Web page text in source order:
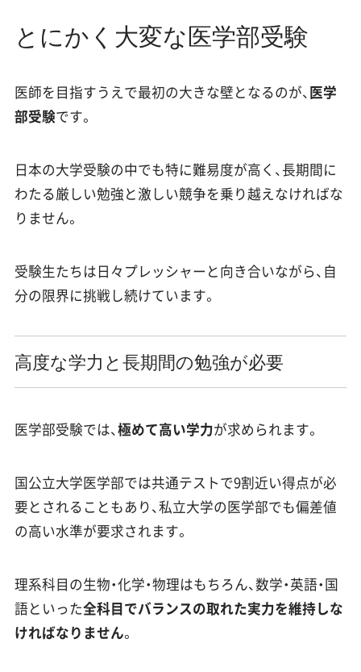
とにかく大変な医学部受験
医師を目指すうえで最初の大きな壁となるのが、医学
部受験です。
日本の大学受験の中でも特に難易度が高く、長期間に
わたる厳しい勉強と激しい競争を乗り越えなければな
りません。
受験生たちは日々プレッシャーと向き合いながら、自
分の限界に挑戦し続けています。
高度な学力と長期間の勉強が必要
医学部受験では、極めて高い学力が求められます。
国公立大学医学部では共通テストで9割近い得点が必
要とされることもあり、私立大学の医学部でも偏差値
の高い水準が要求されます。
理系科目の生物・化学・物理はもちろん、数学・英語・国
語といった全科目でバランスの取れた実力を維持しな
ければなりません。